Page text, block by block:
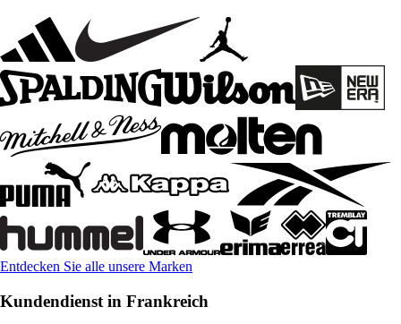
Entdecken Sie alle unsere Marken
Kundendienst in Frankreich